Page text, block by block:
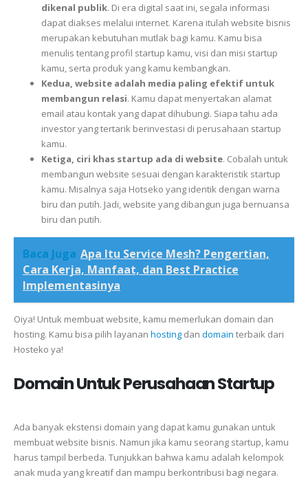
dikenal publik. Di era digital saat ini, segala informasi
dapat diakses melalui internet. Karena itulah website bisnis
merupakan kebutuhan mutlak bagi kamu. Kamu bisa
menulis tentang profil startup kamu, visi dan misi startup
kamu, serta produk yang kamu kembangkan.
Kedua, website adalah media paling efektif untuk
membangun relasi. Kamu dapat menyertakan alamat
email atau kontak yang dapat dihubungi. Siapa tahu ada
investor yang tertarik berinvestasi di perusahaan startup
kamu.
Ketiga, ciri khas startup ada di website. Cobalah untuk
membangun website sesuai dengan karakteristik startup
kamu. Misalnya saja Hotseko yang identik dengan warna
biru dan putih. Jadi, website yang dibangun juga bernuansa
biru dan putih.
Baca Juga Apa Itu Service Mesh? Pengertian,
Cara Kerja, Manfaat, dan Best Practice
Implementasinya
Oiya! Untuk membuat website, kamu memerlukan domain dan
hosting. Kamu bisa pilih layanan hosting dan domain terbaik dari
Hosteko ya!
Domain Untuk Perusahaan Startup
Ada banyak ekstensi domain yang dapat kamu gunakan untuk
membuat website bisnis. Namun jika kamu seorang startup, kamu
harus tampil berbeda. Tunjukkan bahwa kamu adalah kelompok
anak muda yang kreatif dan mampu berkontribusi bagi negara.